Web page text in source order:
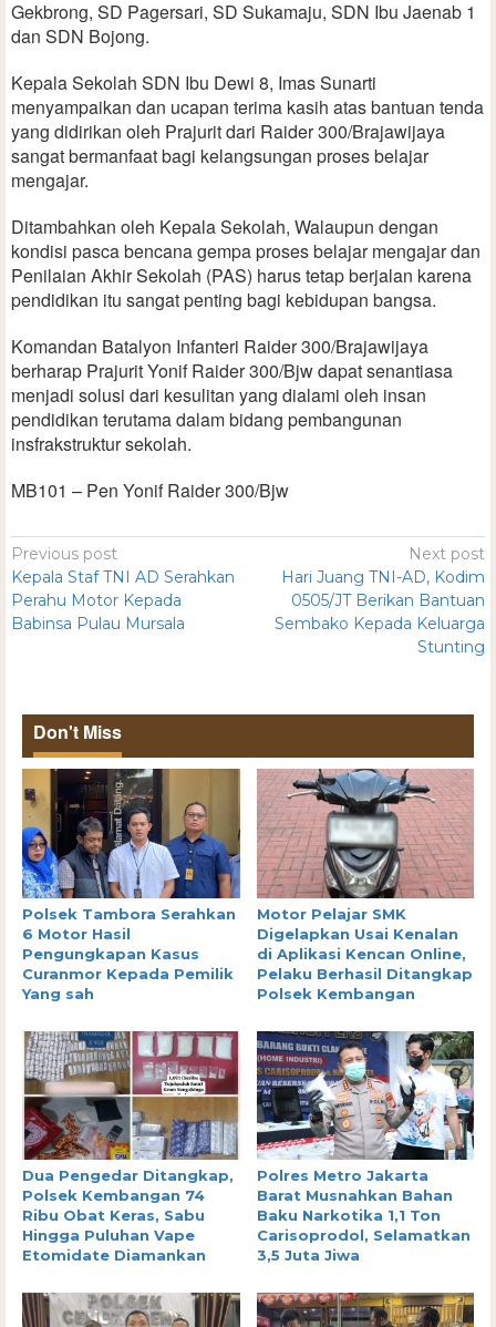
Gekbrong, SD Pagersari, SD Sukamaju, SDN Ibu Jaenab 1
dan SDN Bojong.
Kepala Sekolah SDN Ibu Dewi 8, Imas Sunarti
menyampaikan dan ucapan terima kasih atas bantuan tenda
yang didirikan oleh Prajurit dari Raider 300/Brajawijaya
sangat bermanfaat bagi kelangsungan proses belajar
mengajar.
Ditambahkan oleh Kepala Sekolah, Walaupun dengan
kondisi pasca bencana gempa proses belajar mengajar dan
Penilaian Akhir Sekolah (PAS) harus tetap berjalan karena
pendidikan itu sangat penting bagi kebidupan bangsa.
Komandan Batalyon Infanteri Raider 300/Brajawijaya
berharap Prajurit Yonif Raider 300/Bjw dapat senantiasa
menjadi solusi dari kesulitan yang dialami oleh insan
pendidikan terutama dalam bidang pembangunan
insfrakstruktur sekolah.
MB101 – Pen Yonif Raider 300/Bjw
Previous post
Kepala Staf TNI AD Serahkan
Perahu Motor Kepada
Babinsa Pulau Mursala
Next post
Hari Juang TNI-AD, Kodim
0505/JT Berikan Bantuan
Sembako Kepada Keluarga
Stunting
Don't Miss
Polsek Tambora Serahkan
6 Motor Hasil
Pengungkapan Kasus
Curanmor Kepada Pemilik
Yang sah
Motor Pelajar SMK
Digelapkan Usai Kenalan
di Aplikasi Kencan Online,
Pelaku Berhasil Ditangkap
Polsek Kembangan
Dua Pengedar Ditangkap,
Polsek Kembangan 74
Ribu Obat Keras, Sabu
Hingga Puluhan Vape
Etomidate Diamankan
Polres Metro Jakarta
Barat Musnahkan Bahan
Baku Narkotika 1,1 Ton
Carisoprodol, Selamatkan
3,5 Juta Jiwa